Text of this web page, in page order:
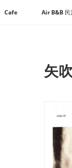
Cafe Air B&B 民
矢